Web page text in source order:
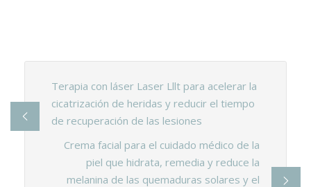
Terapia con láser Laser Lllt para acelerar la
cicatrización de heridas y reducir el tiempo
de recuperación de las lesiones
Crema facial para el cuidado médico de la
piel que hidrata, remedia y reduce la
melanina de las quemaduras solares y el